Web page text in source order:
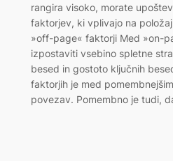
rangira visoko, morate
faktorjev, ki vplivajo na
»off-page« faktorji Med »on-
izpostaviti vsebino spletne
besed in gostoto ključnih
faktorjih je med
povezav. Pomembno je tudi,